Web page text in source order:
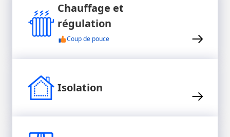
Chauffage et
régulation
Coup de pouce
Isolation